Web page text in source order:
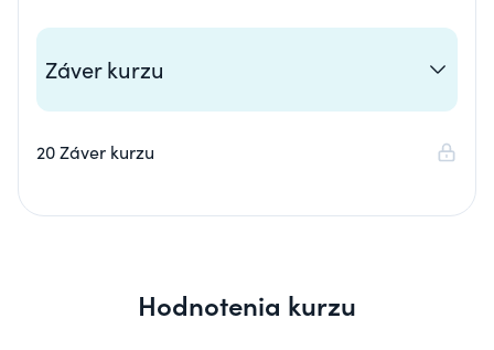
Záver kurzu
20 Záver kurzu
Hodnotenia kurzu